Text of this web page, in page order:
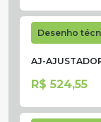
Desenho
AJ-
R$ 524,55